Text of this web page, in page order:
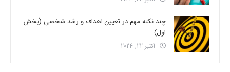
چند نکته مهم در تعیین اهداف و رشد شخصی (بخش
اول)
اکتبر 22, 2024